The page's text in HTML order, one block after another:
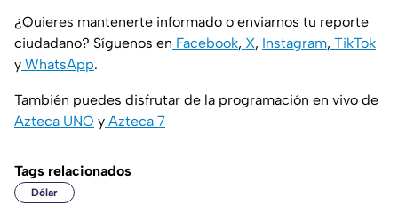
¿Quieres mantenerte informado o enviarnos tu reporte
ciudadano? Síguenos en Facebook, X, Instagram, TikTok
y WhatsApp.
También puedes disfrutar de la programación en vivo de
Azteca UNO y Azteca 7
Tags relacionados
Dólar